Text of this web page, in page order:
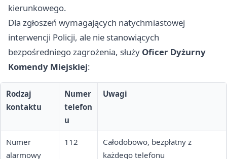
kierunkowego.
Dla zgłoszeń wymagających natychmiastowej
interwencji Policji, ale nie stanowiących
bezpośredniego zagrożenia, służy Oficer Dyżurny
Komendy Miejskiej:
Rodzaj
kontaktu
Numer
telefon
u
Uwagi
Numer
alarmowy
112
Całodobowo, bezpłatny z
każdego telefonu